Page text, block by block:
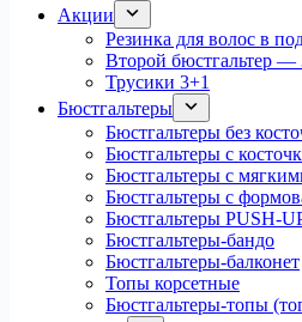
Акции
Резинка для волос в
Второй бюстгальтер —
Трусики 3+1
Бюстгальтеры
Бюстгальтеры без
Бюстгальтеры с
Бюстгальтеры с
Бюстгальтеры с
Бюстгальтеры PUSH-
Бюстгальтеры-бандо
Бюстгальтеры-балконет
Топы корсетные
Бюстгальтеры-топы